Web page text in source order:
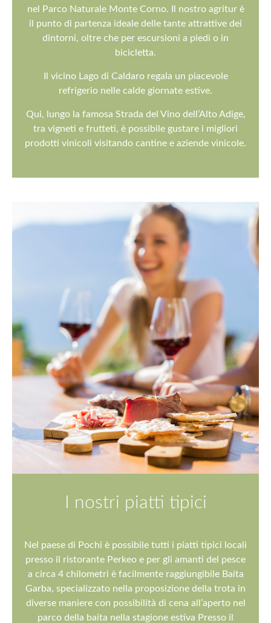
nel Parco Naturale Monte Corno. Il nostro agritur è
il punto di partenza ideale delle tante attrattive dei
dintorni, oltre che per escursioni a piedi o in
bicicletta.
Il vicino Lago di Caldaro regala un piacevole
refrigerio nelle calde giornate estive.
Qui, lungo la famosa Strada del Vino dell’Alto Adige,
tra vigneti e frutteti, è possibile gustare i migliori
prodotti vinicoli visitando cantine e aziende vinicole.
I nostri piatti tipici
Nel paese di Pochi è possibile tutti i piatti tipici locali
presso il ristorante Perkeo e per gli amanti del pesce
a circa 4 chilometri è facilmente raggiungibile Baita
Garba, specializzato nella proposizione della trota in
diverse maniere con possibilità di cena all’aperto nel
parco della baita nella stagione estiva Presso il